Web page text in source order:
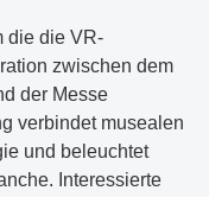
die die VR-
zwischen dem
der Messe
verbindet musealen
und beleuchtet
Interessierte